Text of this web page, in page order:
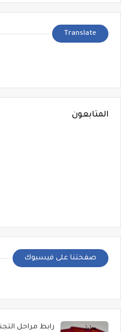
Translate
المتابعون
صفحتنا على فيسبوك
رابط مراحل